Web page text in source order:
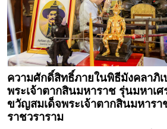
ความศักดิ์สิทธิ์ภายในพิธีมังคลาภิเ
พระเจ้าตากสินมหาราช รุ่นมหาเ
ขวัญสมเด็จพระเจ้าตากสินมหาร
ราชวราราม